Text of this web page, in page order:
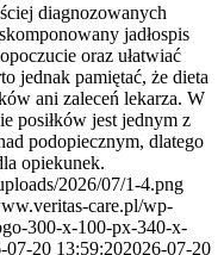
diagnozowanych
jadłospis
oraz ułatwiać
jednak pamiętać, że dieta
ani zaleceń lekarza. W
posiłków jest jednym z
podopiecznym, dlatego
opiekunek.
2026/07/1-4.png
care.pl/wp-
300-x-100-px-340-x-
07-20 13:59:202026-07-20